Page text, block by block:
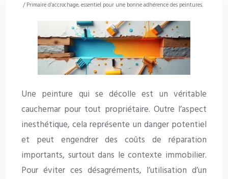
/ Primaire d’accrochage, essentiel pour une bonne adhérence des peintures.
Une peinture qui se décolle est un véritable
cauchemar pour tout propriétaire. Outre l’aspect
inesthétique, cela représente un danger potentiel
et peut engendrer des coûts de réparation
importants, surtout dans le contexte immobilier.
Pour éviter ces désagréments, l’utilisation d’un